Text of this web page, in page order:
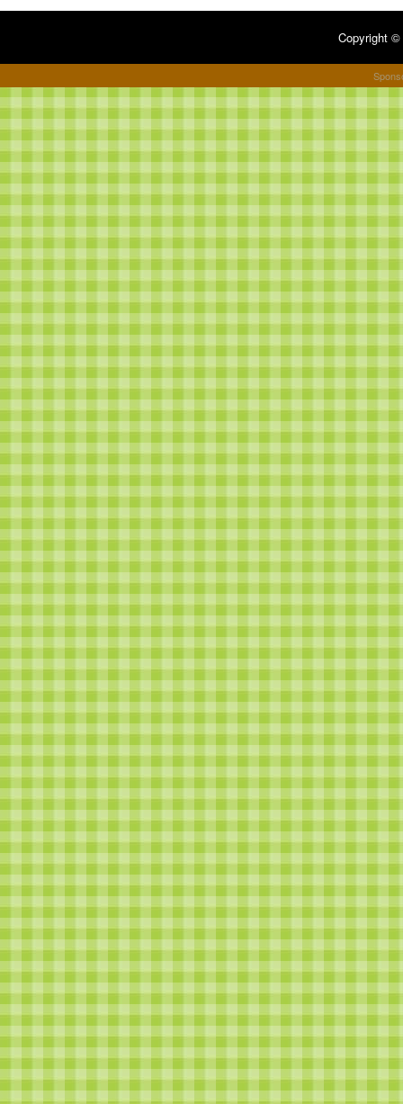
Copyright ©